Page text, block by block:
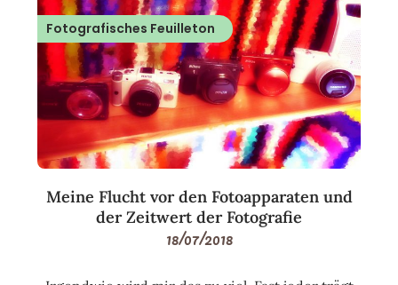
Fotografisches Feuilleton
Meine Flucht vor den Fotoapparaten und
der Zeitwert der Fotografie
18/07/2018